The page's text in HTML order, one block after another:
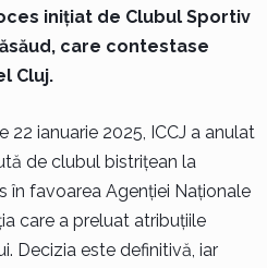
inițiat de Clubul Sportiv
care contestase
Cluj.
ianuarie 2025, ICCJ a anulat
de clubul bistrițean la
în favoarea Agenției Naționale
care a preluat atribuțiile
Decizia este definitivă, iar